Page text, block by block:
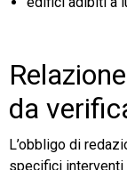
da
L’obbligo di
specifici interventi